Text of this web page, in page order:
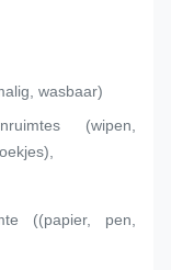
wasbaar)
(wipen,
((papier, pen,